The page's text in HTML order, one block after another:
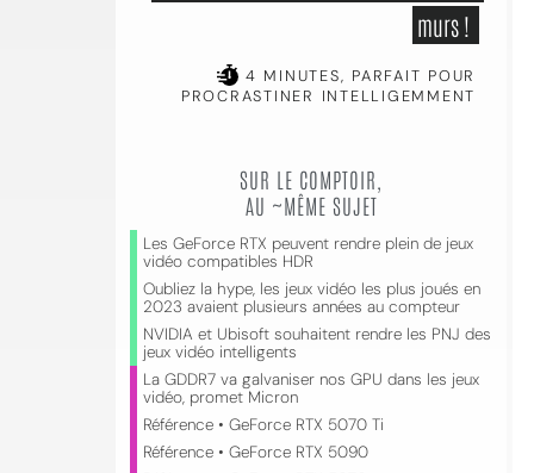
murs !
4 MINUTES, PARFAIT POUR
PROCRASTINER INTELLIGEMMENT
SUR LE COMPTOIR,
AU ~MÊME SUJET
Les GeForce RTX peuvent rendre plein de jeux
vidéo compatibles HDR
Oubliez la hype, les jeux vidéo les plus joués en
2023 avaient plusieurs années au compteur
NVIDIA et Ubisoft souhaitent rendre les PNJ des
jeux vidéo intelligents
La GDDR7 va galvaniser nos GPU dans les jeux
vidéo, promet Micron
Référence • GeForce RTX 5070 Ti
Référence • GeForce RTX 5090